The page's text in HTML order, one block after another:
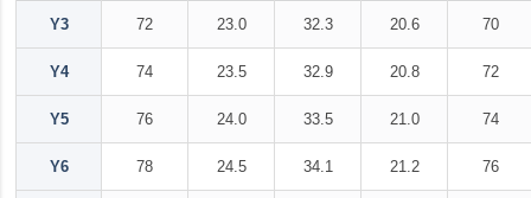
Y3 72 23.0 32.3 20.6 70
Y4 74 23.5 32.9 20.8 72
Y5 76 24.0 33.5 21.0 74
Y6 78 24.5 34.1 21.2 76